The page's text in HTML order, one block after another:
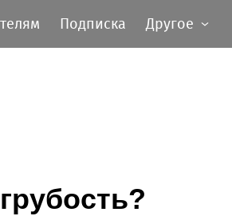
Подписка Другое